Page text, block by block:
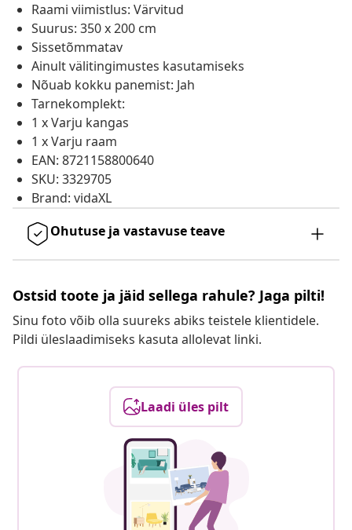
Raami viimistlus: Värvitud
Suurus: 350 x 200 cm
Sissetõmmatav
Ainult välitingimustes kasutamiseks
Nõuab kokku panemist: Jah
Tarnekomplekt:
1 x Varju kangas
1 x Varju raam
EAN: 8721158800640
SKU: 3329705
Brand: vidaXL
Ohutuse ja vastavuse teave
Ostsid toote ja jäid sellega rahule? Jaga pilti!
Sinu foto võib olla suureks abiks teistele klientidele.
Pildi üleslaadimiseks kasuta allolevat linki.
Laadi üles pilt